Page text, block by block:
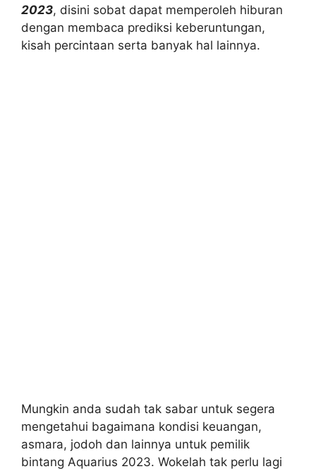
2023, disini sobat dapat memperoleh hiburan
dengan membaca prediksi keberuntungan,
kisah percintaan serta banyak hal lainnya.
Mungkin anda sudah tak sabar untuk segera
mengetahui bagaimana kondisi keuangan,
asmara, jodoh dan lainnya untuk pemilik
bintang Aquarius 2023. Wokelah tak perlu lagi